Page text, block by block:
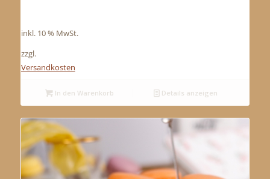
inkl. 10 % MwSt.
zzgl.
Versandkosten
In den Warenkorb Details anzeigen